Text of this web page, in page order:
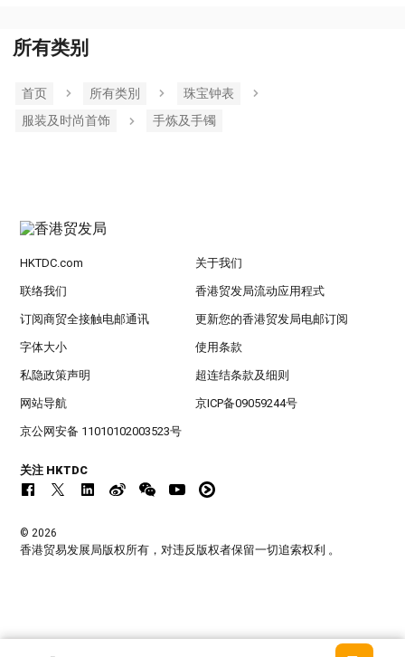
所有类别
首页 所有类別
珠宝钟表
服装及时尚首饰
手炼及手镯
HKTDC.com 关于我们
联络我们 香港贸发局流动应用程式
订阅商贸全接触电邮通讯 更新您的香港贸发局电邮订阅
字体大小 使用条款
私隐政策声明 超连结条款及细则
网站导航 京ICP备09059244号
京公网安备 11010102003523号
关注 HKTDC
© 2026
香港贸易发展局版权所有，对违反版权者保留一切追索权利 。